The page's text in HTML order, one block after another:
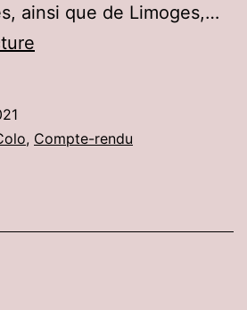
ainsi que de Limoges,…
Lathus
, Compte-rendu